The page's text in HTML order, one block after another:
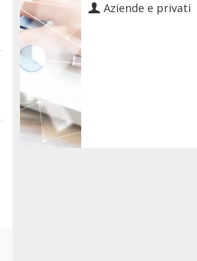
Aziende e privati